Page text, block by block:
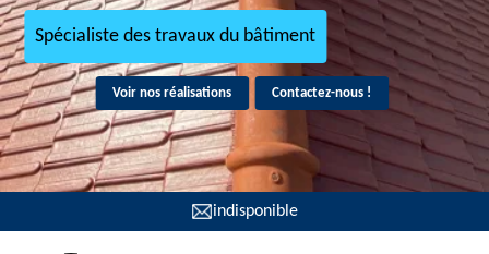
Spécialiste des travaux du bâtiment
Voir nos réalisations Contactez-nous !
indisponible